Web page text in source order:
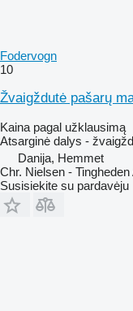
Fodervogn
10
Žvaigždutė pašarų
Kaina pagal užklausimą
Atsarginė dalys -
Danija, Hemmet
Chr. Nielsen - Tingheden
Susisiekite su pardavėju